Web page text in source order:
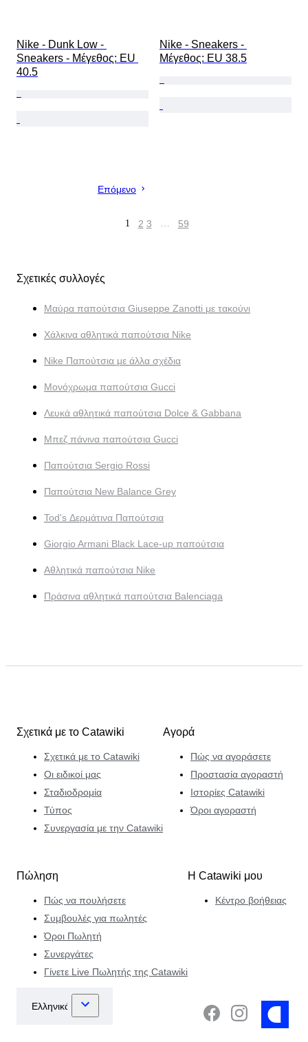
Nike - Dunk Low -
Sneakers - Mέγεθος: EU
40.5
Nike - Sneakers -
Mέγεθος: EU 38.5
Επόμενο
1 2 3 … 59
Σχετικές συλλογές
Μαύρα παπούτσια Giuseppe Zanotti με τακούνι
Χάλκινα αθλητικά παπούτσια Nike
Nike Παπούτσια με άλλα σχέδια
Μονόχρωμα παπούτσια Gucci
Λευκά αθλητικά παπούτσια Dolce & Gabbana
Μπεζ πάνινα παπούτσια Gucci
Παπούτσια Sergio Rossi
Παπούτσια New Balance Grey
Tod's Δερμάτινα Παπούτσια
Giorgio Armani Black Lace-up παπούτσια
Αθλητικά παπούτσια Nike
Πράσινα αθλητικά παπούτσια Balenciaga
Σχετικά με το Catawiki
Σχετικά με το Catawiki
Οι ειδικοί μας
Σταδιοδρομία
Τύπος
Συνεργασία με την Catawiki
Αγορά
Πώς να αγοράσετε
Προστασία αγοραστή
Ιστορίες Catawiki
Όροι αγοραστή
Πώληση
Πώς να πουλήσετε
Συμβουλές για πωλητές
Όροι Πωλητή
Συνεργάτες
Γίνετε Live Πωλητής της Catawiki
Η Catawiki μου
Κέντρο βοήθειας